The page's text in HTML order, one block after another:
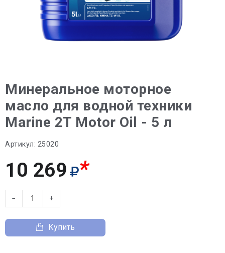
Минеральное моторное
масло для водной техники
Marine 2T Motor Oil - 5 л
Артикул: 25020
10 269 *
− +
Купить